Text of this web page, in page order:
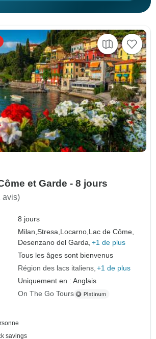
et Garde - 8 jours
avis)
8 jours
Milan,Stresa,Locarno,Lac de Côme,
Desenzano del Garda, +1 de plus
Tous les âges sont bienvenus
Région des lacs italiens +1 de plus
Uniquement en : Anglais
On The Go Tours
savings